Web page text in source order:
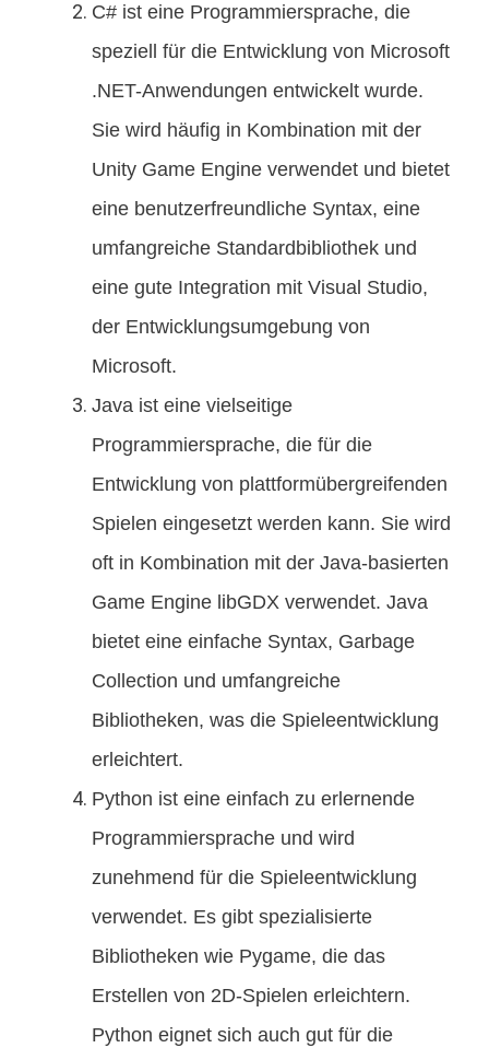
C# ist eine Programmiersprache, die
speziell für die Entwicklung von Microsoft
.NET-Anwendungen entwickelt wurde.
Sie wird häufig in Kombination mit der
Unity Game Engine verwendet und bietet
eine benutzerfreundliche Syntax, eine
umfangreiche Standardbibliothek und
eine gute Integration mit Visual Studio,
der Entwicklungsumgebung von
Microsoft.
Java ist eine vielseitige
Programmiersprache, die für die
Entwicklung von plattformübergreifenden
Spielen eingesetzt werden kann. Sie wird
oft in Kombination mit der Java-basierten
Game Engine libGDX verwendet. Java
bietet eine einfache Syntax, Garbage
Collection und umfangreiche
Bibliotheken, was die Spieleentwicklung
erleichtert.
Python ist eine einfach zu erlernende
Programmiersprache und wird
zunehmend für die Spieleentwicklung
verwendet. Es gibt spezialisierte
Bibliotheken wie Pygame, die das
Erstellen von 2D-Spielen erleichtern.
Python eignet sich auch gut für die